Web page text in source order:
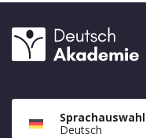
Sprachauswahl
Deutsch